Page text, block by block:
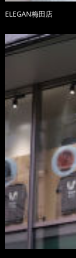
ELEGAN梅田店